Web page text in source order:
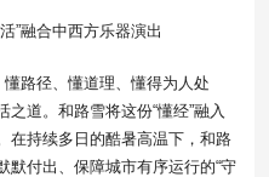
”融合中西方乐器演出
懂路径、懂道理、懂得为人处
道。和路雪将这份“懂经”融入
在持续多日的酷暑高温下，和路
默付出、保障城市有序运行的“守